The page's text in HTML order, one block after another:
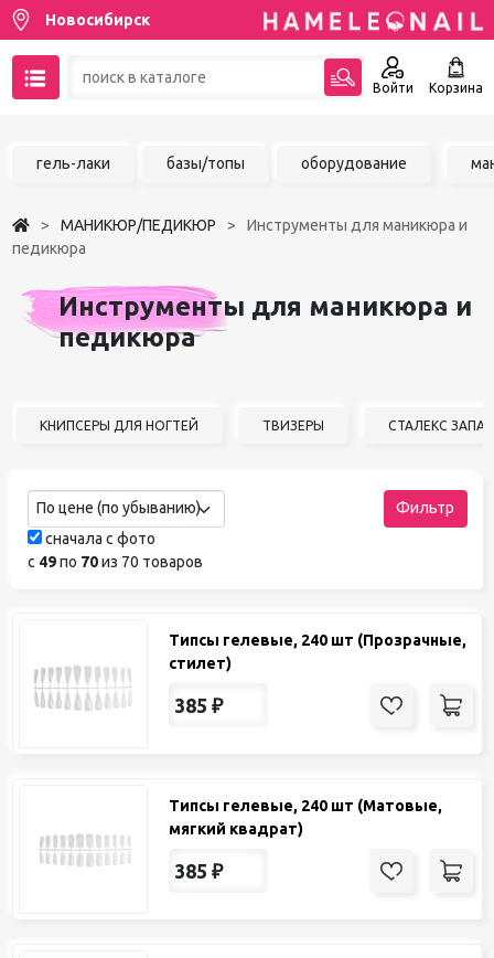
Новосибирск
Войти Корзина
Чат в MAX
Акции
Избранное
гель-лаки базы/топы оборудование
МАНИКЮР/ПЕДИКЮР
Инструменты для маникюра и
педикюра
Инструменты для маникюра и
педикюра
КНИПСЕРЫ ДЛЯ НОГТЕЙ ТВИЗЕРЫ СТАЛЕКС
По цене (по убыванию)
Фильтр
сначала с фото
с 49по 70из 70 товаров
Типсы гелевые, 240 шт (Прозрачные,
стилет)
385 ₽
Типсы гелевые, 240 шт (Матовые,
мягкий квадрат)
385 ₽